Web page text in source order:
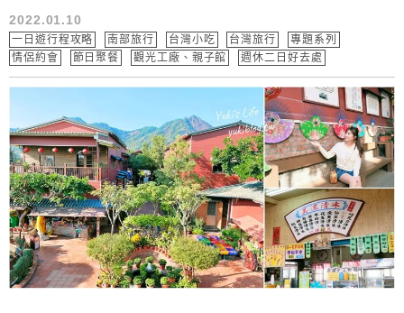
2022.01.10
一日遊行程攻略 南部旅行 台灣小吃 台灣旅行
專題系列
情侶約會
節日聚餐 觀光工廠、親子館 週休二日好去處